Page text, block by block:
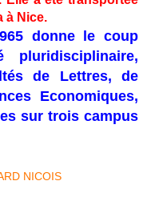
à Nice.
donne le coup
de Lettres, de
Economiques,
sur trois campus